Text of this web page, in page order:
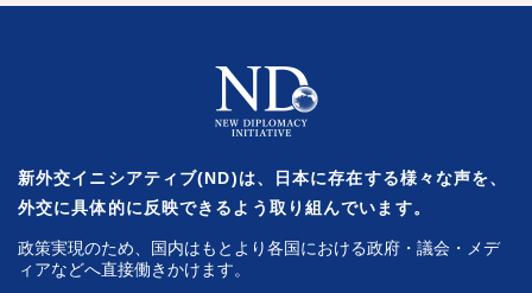
新外交イニシアティブ(ND)は、日本に存在する様々な声を、
外交に具体的に反映できるよう取り組んでいます。
政策実現のため、国内はもとより各国における政府・議会・メデ
ィアなどへ直接働きかけます。